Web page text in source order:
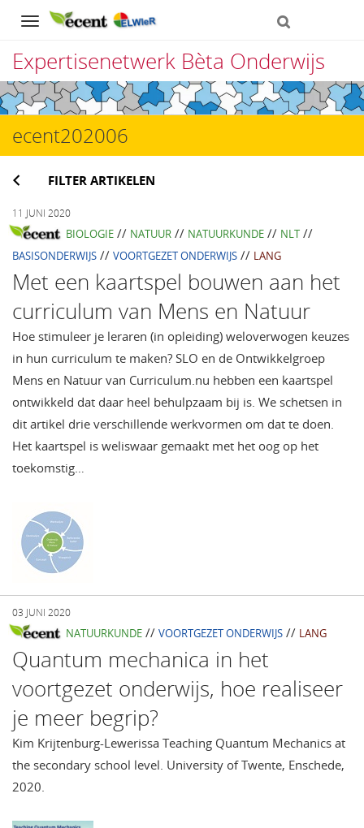
Navigation
Expertisenetwerk Bèta Onderwijs
Direct
naar
het
inhoud
ecent202006
FILTER ARTIKELEN
11 JUNI 2020
BIOLOGIE// NATUUR// NATUURKUNDE// NLT//
BASISONDERWIJS // VOORTGEZET ONDERWIJS // LANG
Met een kaartspel bouwen aan het
curriculum van Mens en Natuur
Hoe stimuleer je leraren (in opleiding) weloverwogen keuzes
in hun curriculum te maken? SLO en de Ontwikkelgroep
Mens en Natuur van Curriculum.nu hebben een kaartspel
ontwikkeld dat daar heel behulpzaam bij is. We schetsen in
dit artikel drie verschillende werkvormen om dat te doen.
Het kaartspel is weliswaar gemaakt met het oog op het
toekomstig…
03 JUNI 2020
NATUURKUNDE// VOORTGEZET ONDERWIJS// LANG
Quantum mechanica in het
voortgezet onderwijs, hoe realiseer
je meer begrip?
Kim Krijtenburg-Lewerissa Teaching Quantum Mechanics at
the secondary school level. University of Twente, Enschede,
2020.